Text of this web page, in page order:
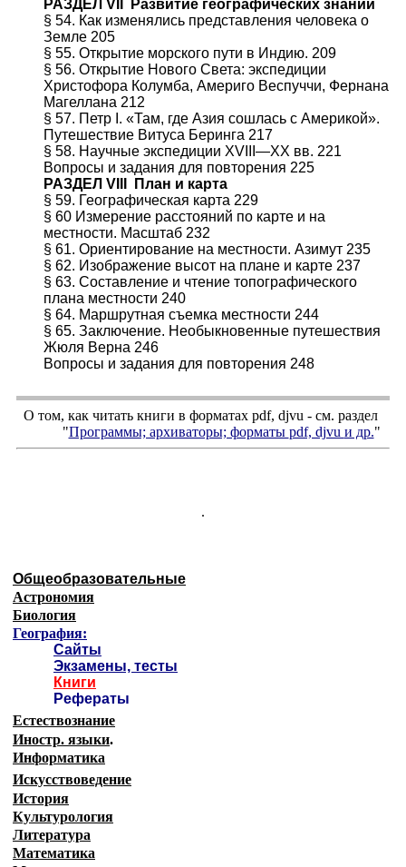
РАЗДЕЛ VII Развитие географических знаний
§ 54. Как изменялись представления человека о
Земле 205
§ 55. Открытие морского пути в Индию. 209
§ 56. Открытие Нового Света: экспедиции
Христофора Колумба, Америго Веспуччи, Фернана
Магеллана 212
§ 57. Петр I. «Там, где Азия сошлась с Америкой».
Путешествие Витуса Беринга 217
§ 58. Научные экспедиции XVIII—XX вв. 221
Вопросы и задания для повторения 225
РАЗДЕЛ VIII План и карта
§ 59. Географическая карта 229
§ 60 Измерение расстояний по карте и на
местности. Масштаб 232
§ 61. Ориентирование на местности. Азимут 235
§ 62. Изображение высот на плане и карте 237
§ 63. Составление и чтение топографического
плана местности 240
§ 64. Маршрутная съемка местности 244
§ 65. Заключение. Необыкновенные путешествия
Жюля Верна 246
Вопросы и задания для повторения 248
О том, как читать книги в форматах pdf, djvu - см. раздел
"Программы; архиваторы; форматы pdf, djvu и др."
.
Общеобразовательные
Астрономия
Биология
География:
Сайты
Экзамены, тесты
Книги
Рефераты
Естествознание
Иностр. языки.
Информатика
Искусствоведение
История
Культурология
Литература
Математика